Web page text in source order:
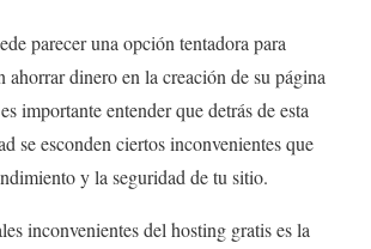
parecer una opción tentadora para
ahorrar dinero en la creación de su página
importante entender que detrás de esta
se esconden ciertos inconvenientes que
y la seguridad de tu sitio.
inconvenientes del hosting gratis es la